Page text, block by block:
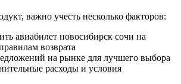
важно учесть несколько факторов:
авиабилет новосибирск сочи на
возврата
на рынке для лучшего выбора
расходы и условия